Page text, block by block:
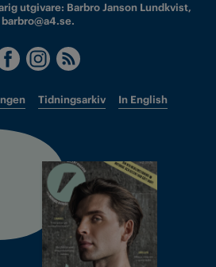
utgivare: Barbro Janson Lundkvist,
barbro@a4.se.
Tidningsarkiv In English